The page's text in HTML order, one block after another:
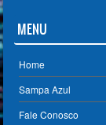
MENU
Home
Sampa Azul
Fale Conosco